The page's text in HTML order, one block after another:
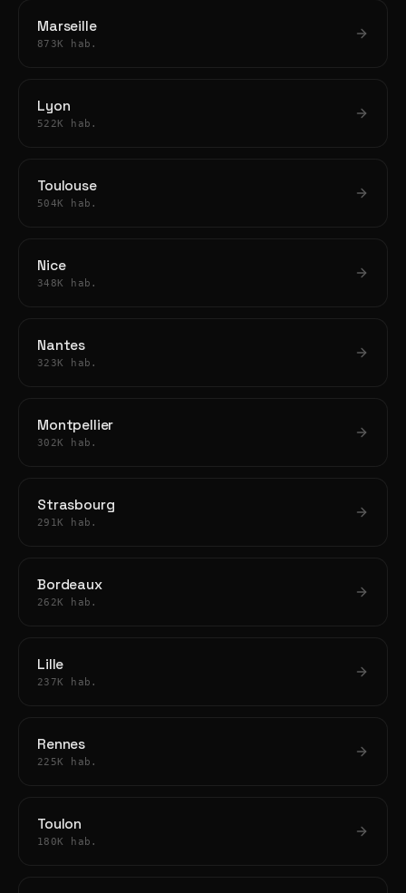
Marseille
873K hab.
Lyon
522K hab.
Toulouse
504K hab.
Nice
348K hab.
Nantes
323K hab.
Montpellier
302K hab.
Strasbourg
291K hab.
Bordeaux
262K hab.
Lille
237K hab.
Rennes
225K hab.
Toulon
180K hab.